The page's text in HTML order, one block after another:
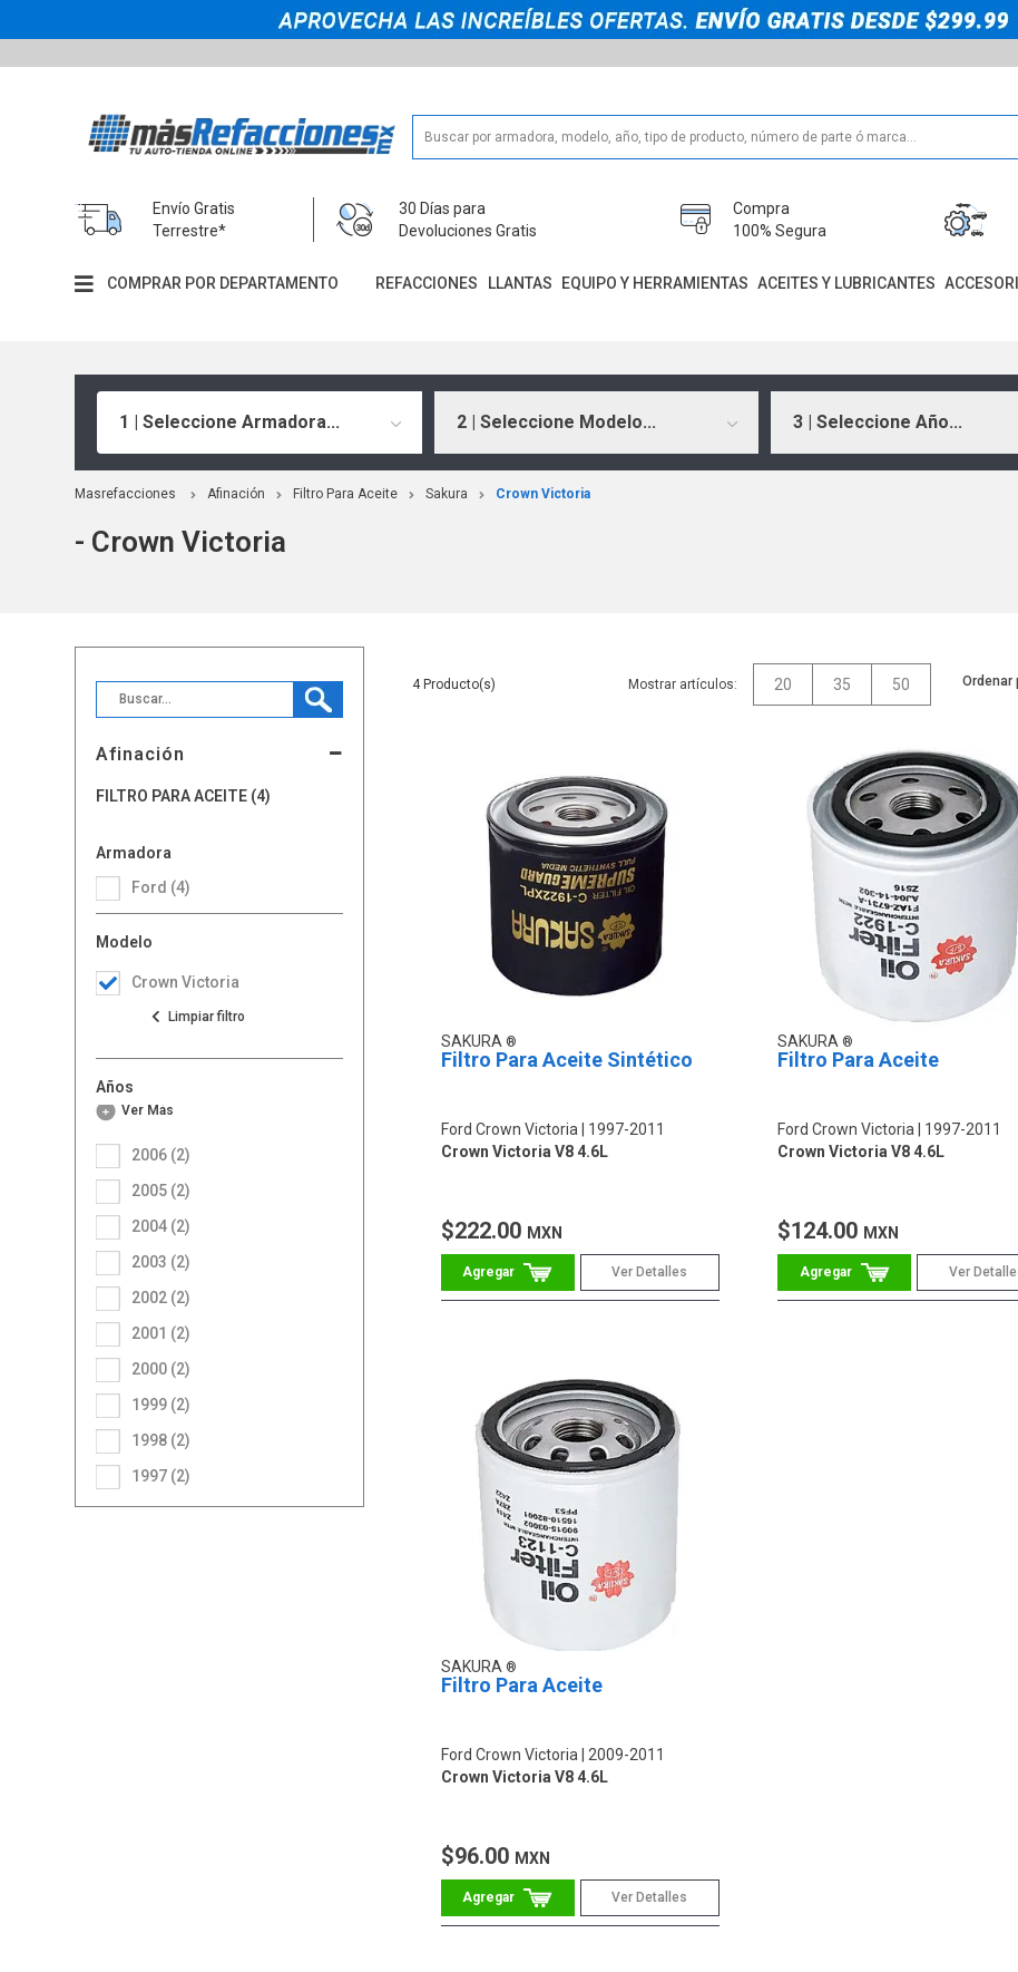
Envío Gratis
Terrestre*
30 Días para
Devoluciones Gratis
Compra
100% Segura
COMPRAR POR DEPARTAMENTO REFACCIONES LLANTAS EQUIPO Y HERRAMIENTAS ACEITES Y LUBRICANTES
1 | Seleccione Armadora... 2 | Seleccione Modelo... 3 | Seleccione Año...
Masrefacciones Afinación Filtro Para Aceite Sakura Crown Victoria
- Crown Victoria
Afinación
FILTRO PARA ACEITE (4)
Armadora
Ford (4)
Modelo
Crown Victoria
Años
1997 (2)
1998 (2)
1999 (2)
2000 (2)
2001 (2)
2002 (2)
2003 (2)
2004 (2)
2005 (2)
2006 (2)
Ver Más
4 Mostrar artículos: 20 35 50 Ordenar
SAKURA
Filtro Para Aceite Sintético
Ford Crown Victoria
1997-2011
Crown Victoria V8 4.6L
$222.00 MXN
Ver Detalles
SAKURA
Filtro Para Aceite
Ford Crown Victoria
1997-2011
Crown Victoria V8 4.6L
$124.00 MXN
Ver
SAKURA
Filtro Para Aceite
Ford Crown Victoria 2009-2011
Crown Victoria V8 4.6L
$96.00 MXN
Ver Detalles